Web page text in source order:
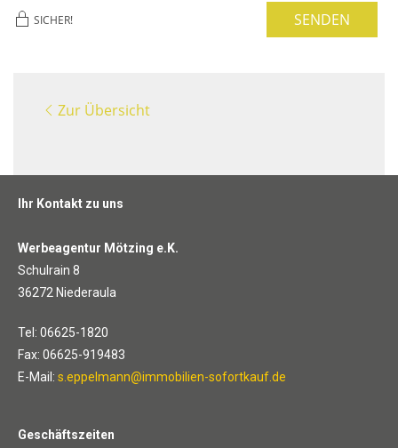
SICHER! SENDEN
Zur Übersicht
Ihr Kontakt zu uns
Werbeagentur Mötzing e.K.
Schulrain 8
36272 Niederaula
Tel: 06625-1820
Fax: 06625-919483
E-Mail: s.eppelmann@immobilien-sofortkauf.de
Geschäftszeiten